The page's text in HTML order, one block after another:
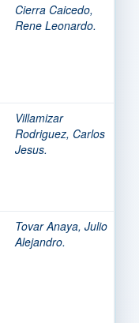
Cierra Caicedo,
Rene Leonardo.
Villamizar
Rodriguez, Carlos
Jesus.
Tovar Anaya, Julio
Alejandro.